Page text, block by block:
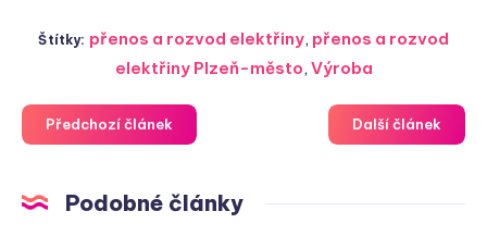
Štítky: přenos a rozvod elektřiny, přenos a rozvod
elektřiny Plzeň-město, Výroba
Předchozí článek Další článek
Podobné články